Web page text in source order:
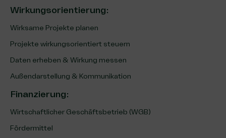
Wirkungsorientierung:
Wirksame Projekte planen
Projekte wirkungsorientiert steuern
Daten erheben & Wirkung messen
Außendarstellung & Kommunikation
Finanzierung:
Wirtschaftlicher Geschäftsbetrieb (WGB)
Fördermittel